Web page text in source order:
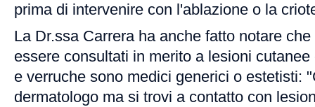
prima di intervenire con l'ablazione o la
La Dr.ssa Carrera ha anche fatto notare
essere consultati in merito a lesioni
e verruche sono medici generici o estetisti:
dermatologo ma si trovi a contatto con